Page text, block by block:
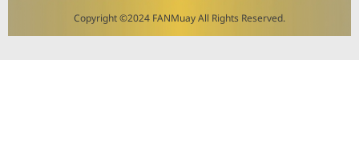
Copyright ©2024 FANMuay All Rights Reserved.